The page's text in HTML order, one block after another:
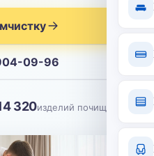
09-96
320изделий почищено